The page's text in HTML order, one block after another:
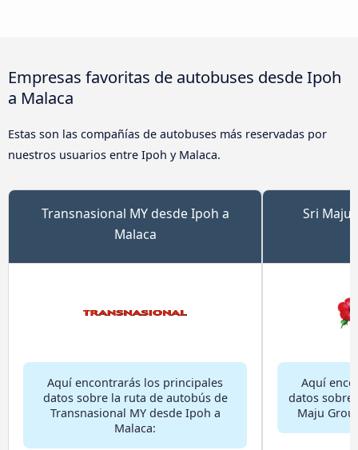
Empresas favoritas de autobuses desde Ipoh
a Malaca
Estas son las compañías de autobuses más reservadas por
nuestros usuarios entre Ipoh y Malaca.
Transnasional MY desde Ipoh a
Malaca
Aquí encontrarás los principales
datos sobre la ruta de autobús de
Transnasional MY desde Ipoh a
Malaca:
Sri Maju
Aquí
datos sobre
Maju